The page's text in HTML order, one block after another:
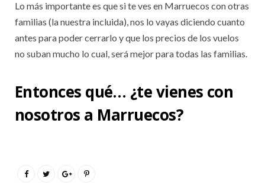
Lo más importante es que si te ves en Marruecos con otras
familias (la nuestra incluida), nos lo vayas diciendo cuanto
antes para poder cerrarlo y que los precios de los vuelos
no suban mucho lo cual, será mejor para todas las familias.
Entonces qué… ¿te vienes con
nosotros a Marruecos?